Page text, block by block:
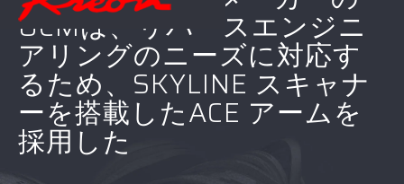
OCMは、リバースエンジニ
アリングのニーズに対応す
るため、SKYLINE スキャナ
ーを搭載したACE アームを
採用した